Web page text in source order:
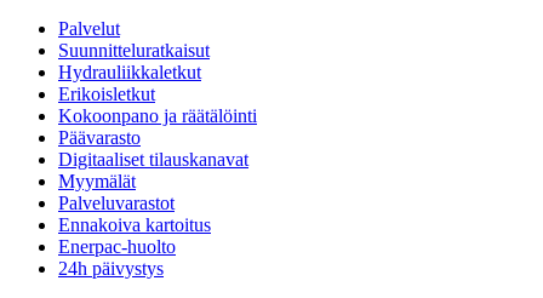
Palvelut
Suunnitteluratkaisut
Hydrauliikkaletkut
Erikoisletkut
Kokoonpano ja räätälöinti
Päävarasto
Digitaaliset tilauskanavat
Myymälät
Palveluvarastot
Ennakoiva kartoitus
Enerpac-huolto
24h päivystys